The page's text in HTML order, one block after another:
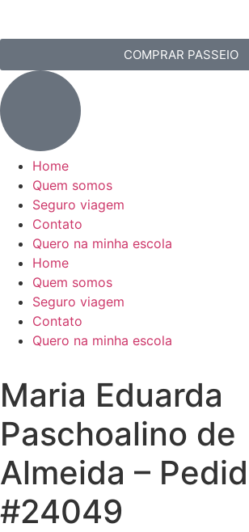
COMPRAR PASSEIO
Home
Quem somos
Seguro viagem
Contato
Quero na minha escola
Home
Quem somos
Seguro viagem
Contato
Quero na minha escola
Maria Eduarda
Paschoalino de
Almeida –
#24049